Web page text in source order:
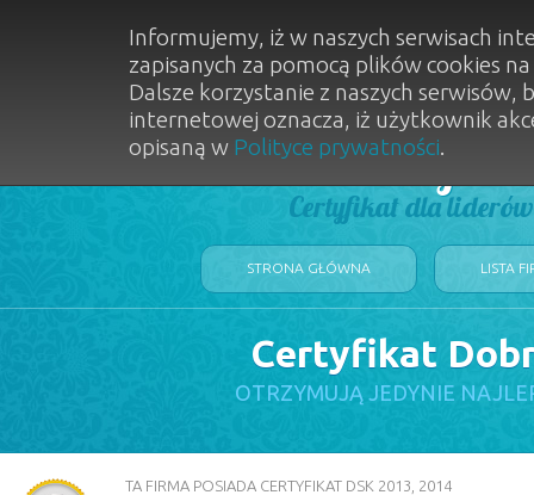
Dobry
Certyfikat dla
STRONA GŁÓWNA LISTA
Certyfikat
OTRZYMUJĄ JEDYNIE
TA FIRMA POSIADA CERTYFIKAT DSK 2013, 2014
Informujemy, iż w naszych serwisach
zapisanych za pomocą plików cookies
Dalsze korzystanie z naszych
internetowej oznacza, iż użytkownik
opisaną w Polityce prywatności.